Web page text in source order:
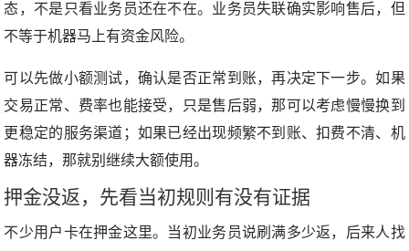
态，不是只看业务员还在不在。业务员失联确实影响售后，但
不等于机器马上有资金风险。
可以先做小额测试，确认是否正常到账，再决定下一步。如果
交易正常、费率也能接受，只是售后弱，那可以考虑慢慢换到
更稳定的服务渠道；如果已经出现频繁不到账、扣费不清、机
器冻结，那就别继续大额使用。
押金没返，先看当初规则有没有证据
不少用户卡在押金这里。当初业务员说刷满多少返，后来人找